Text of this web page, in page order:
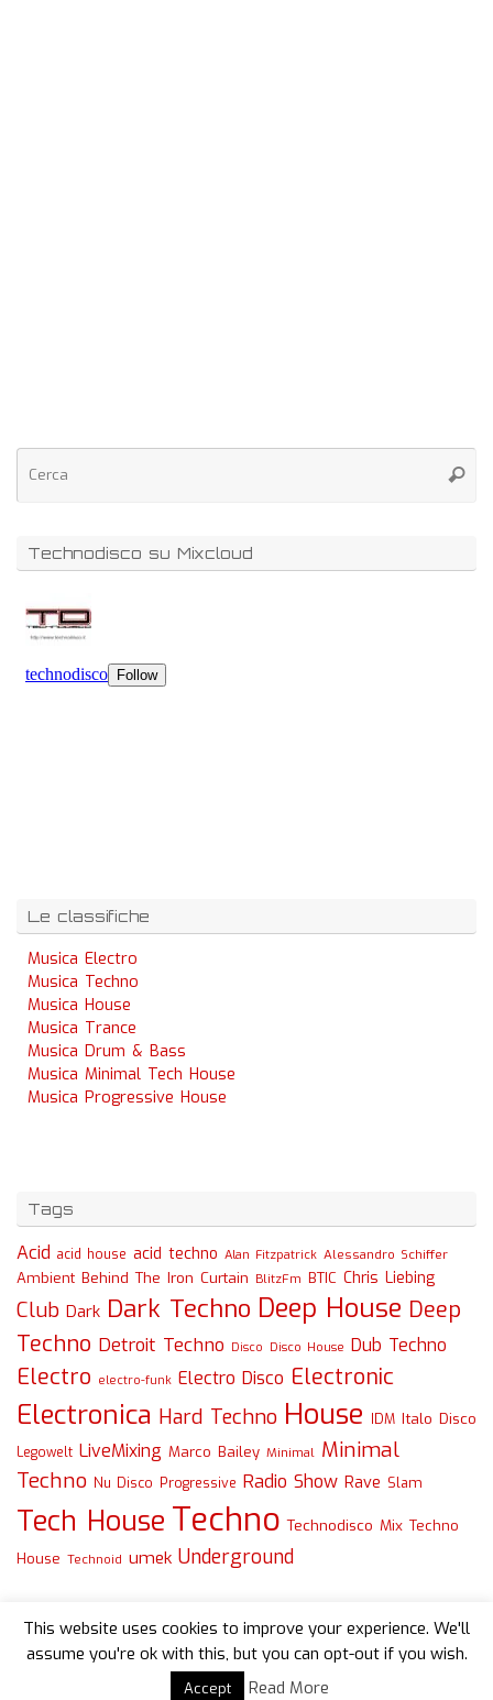
Technodisco su Mixcloud
Le classifiche
Musica Electro
Musica Techno
Musica House
Musica Trance
Musica Drum & Bass
Musica Minimal Tech House
Musica Progressive House
Tags
Acid acid house acid techno Alan Fitzpatrick Alessandro Schiffer
Ambient Behind The Iron Curtain BlitzFm BTIC Chris Liebing
Club Dark Dark Techno Deep House Deep
Techno Detroit Techno Disco Disco House Dub Techno
Electro electro-funk Electro Disco Electronic
Electronica Hard Techno House IDM Italo Disco
Legowelt LiveMixing Marco Bailey Minimal Minimal
Techno Nu Disco Progressive Radio Show Rave Slam
Tech House Techno Technodisco Mix Techno
House Technoid umek Underground
This website uses cookies to improve your experience. We'll
assume you're ok with this, but you can opt-out if you wish.
Accept Read More